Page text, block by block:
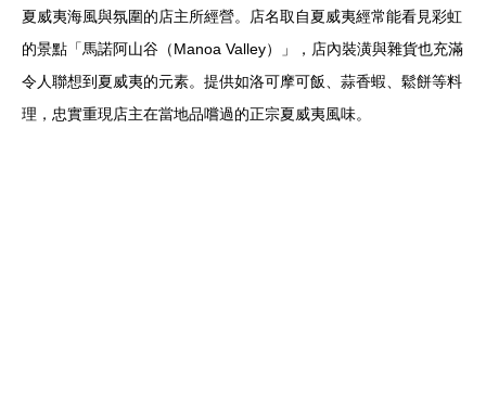
夏威夷海風與氛圍的店主所經營。店名取自夏威夷經常能看見彩虹
的景點「馬諾阿山谷（Manoa Valley）」，店內裝潢與雜貨也充滿
令人聯想到夏威夷的元素。提供如洛可摩可飯、蒜香蝦、鬆餅等料
理，忠實重現店主在當地品嚐過的正宗夏威夷風味。